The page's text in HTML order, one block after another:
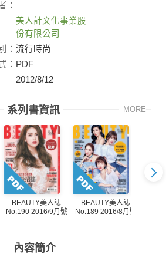
：
美人計文化事業股
份有限公司
： 流行時尚
： PDF
2012/8/12
系列書資訊 MORE
BEAUTY美人誌
No.190 2016/9月號
BEAUTY美人誌
No.189 2016/8月號
內容簡介